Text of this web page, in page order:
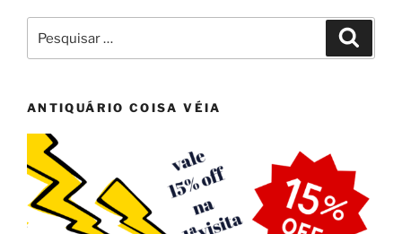
por:
ANTIQUÁRIO COISA VÉIA